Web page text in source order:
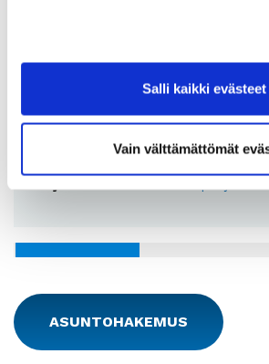
Salli kaikki evästeet
Vain välttämättömät
Huoneistotyyppi:
1H+KK+S
33m2
Vuokra:
519 - 535€
7
ASUNTOHAKEMUS